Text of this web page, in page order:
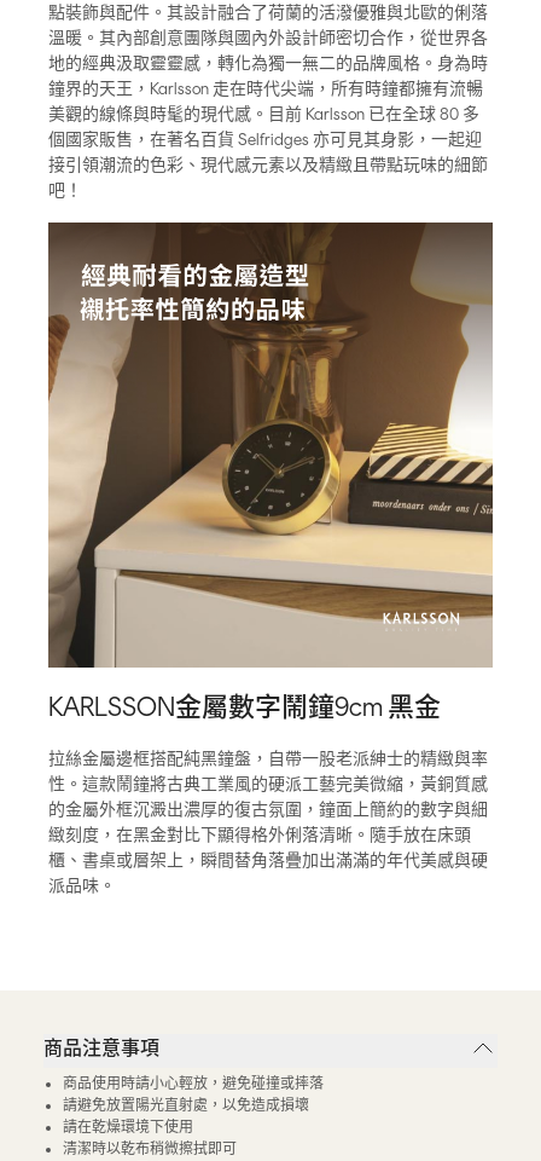
點裝飾與配件。其設計融合了荷蘭的活潑優雅與北歐的俐落
溫暖。其內部創意團隊與國內外設計師密切合作，從世界各
地的經典汲取靈靈感，轉化為獨一無二的品牌風格。身為時
鐘界的天王，Karlsson 走在時代尖端，所有時鐘都擁有流暢
美觀的線條與時髦的現代感。目前 Karlsson 已在全球 80 多
個國家販售，在著名百貨 Selfridges 亦可見其身影，一起迎
接引領潮流的色彩、現代感元素以及精緻且帶點玩味的細節
吧！
KARLSSON金屬數字鬧鐘9cm 黑金
拉絲金屬邊框搭配純黑鐘盤，自帶一股老派紳士的精緻與率
性。這款鬧鐘將古典工業風的硬派工藝完美微縮，黃銅質感
的金屬外框沉澱出濃厚的復古氛圍，鐘面上簡約的數字與細
緻刻度，在黑金對比下顯得格外俐落清晰。隨手放在床頭
櫃、書桌或層架上，瞬間替角落疊加出滿滿的年代美感與硬
派品味。
商品注意事項
商品使用時請小心輕放，避免碰撞或摔落
請避免放置陽光直射處，以免造成損壞
請在乾燥環境下使用
清潔時以乾布稍微擦拭即可